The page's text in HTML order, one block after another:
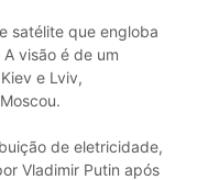
satélite que engloba
visão é de um
e Lviv,
de eletricidade,
Vladimir Putin após